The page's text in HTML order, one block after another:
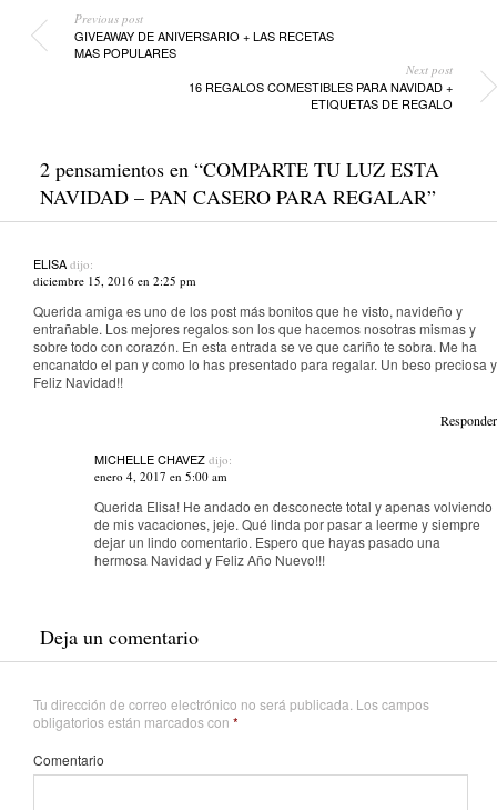
Previous post
GIVEAWAY DE ANIVERSARIO + LAS RECETAS
MAS POPULARES
Next post
16 REGALOS COMESTIBLES PARA NAVIDAD +
ETIQUETAS DE REGALO
2 pensamientos en “COMPARTE TU LUZ ESTA
NAVIDAD – PAN CASERO PARA REGALAR”
ELISA dijo:
diciembre 15, 2016 en 2:25 pm
Querida amiga es uno de los post más bonitos que he visto, navideño y
entrañable. Los mejores regalos son los que hacemos nosotras mismas y
sobre todo con corazón. En esta entrada se ve que cariño te sobra. Me ha
encanatdo el pan y como lo has presentado para regalar. Un beso preciosa y
Feliz Navidad!!
Responder
MICHELLE CHAVEZ dijo:
enero 4, 2017 en 5:00 am
Querida Elisa! He andado en desconecte total y apenas volviendo
de mis vacaciones, jeje. Qué linda por pasar a leerme y siempre
dejar un lindo comentario. Espero que hayas pasado una
hermosa Navidad y Feliz Año Nuevo!!!
Deja un comentario
Tu dirección de correo electrónico no será publicada. Los campos
obligatorios están marcados con *
Comentario